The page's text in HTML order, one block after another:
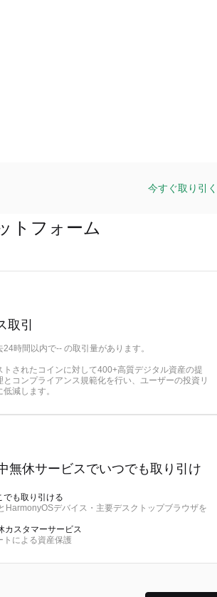
今すぐ取り引く
トフォーム
取引
時間以内で-- の取引量があります。
トされたコインに対して400+高質デジタル資産の提
とコンプライアンス規範化を行い、ユーザーの投資リ
減します。
無休サービスでいつでも取り引け
でも取り引ける
HarmonyOSデバイス・主要デスクトップブラウザを
カスタマーサービス
トによる資産保護